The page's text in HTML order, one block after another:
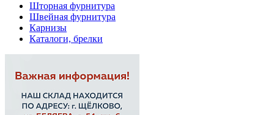
Шторная фурнитура
Швейная фурнитура
Карнизы
Каталоги, брелки